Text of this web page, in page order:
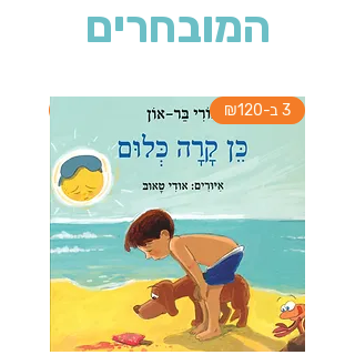
המובחרים
3 ב-₪120